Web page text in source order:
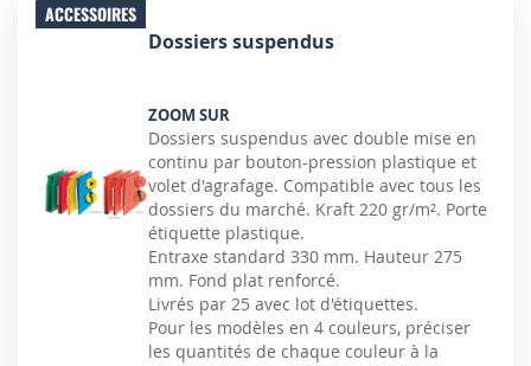
ACCESSOIRES
Dossiers suspendus
ZOOM SUR
Dossiers suspendus avec double mise en
continu par bouton-pression plastique et
volet d'agrafage. Compatible avec tous les
dossiers du marché. Kraft 220 gr/m². Porte
étiquette plastique.
Entraxe standard 330 mm. Hauteur 275
mm. Fond plat renforcé.
Livrés par 25 avec lot d'étiquettes.
Pour les modèles en 4 couleurs, préciser
les quantités de chaque couleur à la